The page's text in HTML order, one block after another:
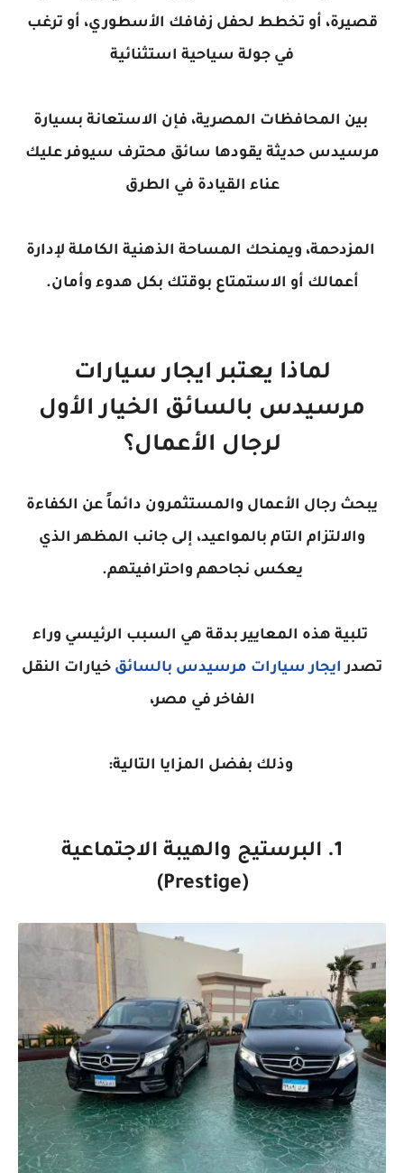
قصيرة، أو تخطط لحفل زفافك الأسطوري، أو ترغب
في جولة سياحية استثنائية
بين المحافظات المصرية، فإن الاستعانة بسيارة
مرسيدس حديثة يقودها سائق محترف سيوفر عليك
عناء القيادة في الطرق
المزدحمة، ويمنحك المساحة الذهنية الكاملة لإدارة
أعمالك أو الاستمتاع بوقتك بكل هدوء وأمان.
لماذا يعتبر ايجار سيارات
مرسيدس بالسائق الخيار الأول
لرجال الأعمال؟
يبحث رجال الأعمال والمستثمرون دائماً عن الكفاءة
والالتزام التام بالمواعيد، إلى جانب المظهر الذي
يعكس نجاحهم واحترافيتهم.
تلبية هذه المعايير بدقة هي السبب الرئيسي وراء
تصدر ايجار سيارات مرسيدس بالسائق خيارات النقل
الفاخر في مصر،
وذلك بفضل المزايا التالية:
1. البرستيج والهيبة الاجتماعية
(Prestige)